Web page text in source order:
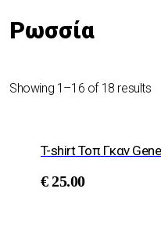
Ρωσσία
Showing 1–16 of 18 results
T-shirt Τοπ Γκαν
€ 25.00